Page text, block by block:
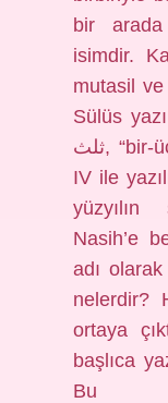
bir arada
isimdir.
mutasil
Sülüs
ثلث, “bir-üç”), Arap alfabesi veya Hicri
IV ile
yüzyılın
Nasih’e
adı
nelerdir?
ortaya
başlıca
Bu